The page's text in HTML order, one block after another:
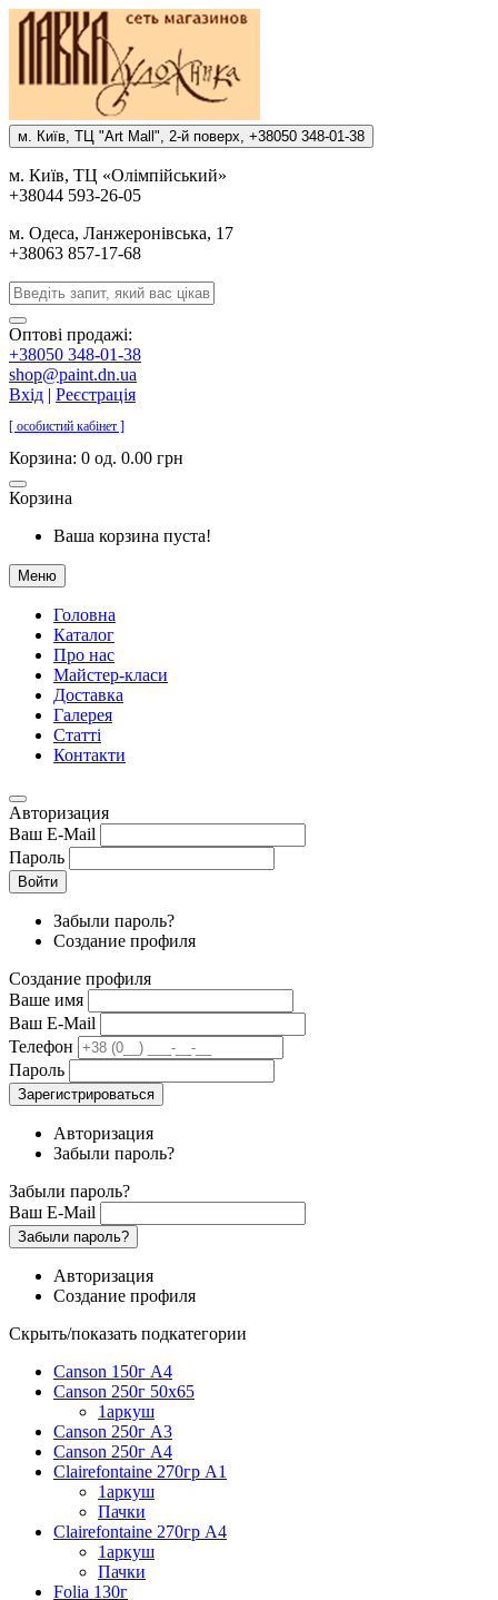
м. Киïв, ТЦ "Art Mall", 2-й поверх, +38050 348-01-38
м. Киïв, ТЦ «Олiмпiйський»
+38044 593-26-05
м. Одеса, Ланжеронiвська, 17
+38063 857-17-68
Оптові продажі:
+38050 348-01-38
shop@paint.dn.ua
Вхід | Реєстрація
[ особистий кабінет ]
Корзина: 0 од. 0.00 грн
Корзина
Ваша корзина пуста!
Меню
Головна
Каталог
Про нас
Майстер-класи
Доставка
Галерея
Статтi
Контакти
Авторизация
Ваш E-Mail
Пароль
Войти
Забыли пароль?
Создание профиля
Создание профиля
Ваше имя
Ваш E-Mail
Телефон
Пароль
Зарегистрироваться
Авторизация
Забыли пароль?
Забыли пароль?
Ваш E-Mail
Забыли пароль?
Авторизация
Создание профиля
Скрыть/показать подкатегории
Canson 150г А4
Canson 250г 50х65
1аркуш
Canson 250г А3
Canson 250г А4
Clairefontaine 270гр А1
1аркуш
Пачки
Clairefontaine 270гр А4
1аркуш
Пачки
Folia 130г